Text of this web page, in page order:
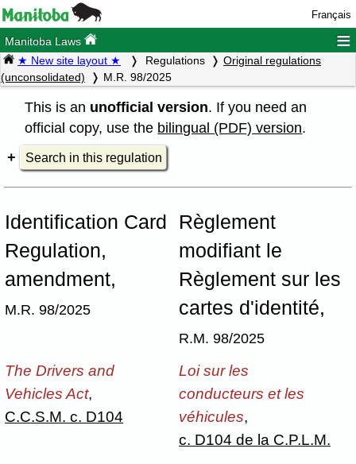
Français
Manitoba Laws ≡
★ New site layout ★ Regulations
Original regulations
(unconsolidated)
M.R. 98/2025
This is an unofficial version. If you need an
official copy, use the bilingual (PDF) version.
Search in this regulation
Identification Card
Regulation,
amendment,
M.R. 98/2025
Règlement
modifiant le
Règlement sur les
cartes d'identité,
R.M. 98/2025
The Drivers and
Vehicles Act,
C.C.S.M. c. D104
Loi sur les
conducteurs et les
véhicules,
c. D104 de la C.P.L.M.